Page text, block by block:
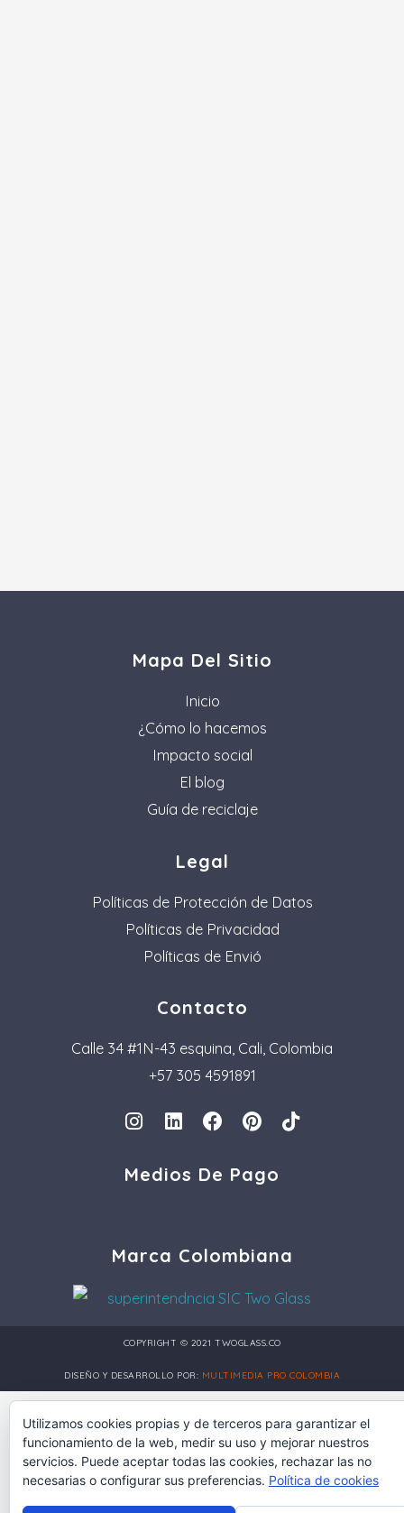
Mapa Del Sitio
Inicio
¿Cómo lo hacemos
Impacto social
El blog
Guía de reciclaje
Legal
Políticas de Protección de Datos
Políticas de Privacidad
Políticas de Envió
Contacto
Calle 34 #1N-43 esquina, Cali, Colombia
+57 305 4591891
I
n
t
a
L
i
k
n
F
a
e
k
P
i
t
s
T
i
Medios De Pago
Marca Colombiana
COPYRIGHT © 2021 TWOGLASS.CO
DISEÑO Y DESARROLLO POR: MULTIMEDIA PRO COLOMBIA
Utilizamos cookies propias y de terceros para garantizar el
funcionamiento de la web, medir su uso y mejorar nuestros
servicios. Puede aceptar todas las cookies, rechazar las no
necesarias o configurar sus preferencias. Política de cookies